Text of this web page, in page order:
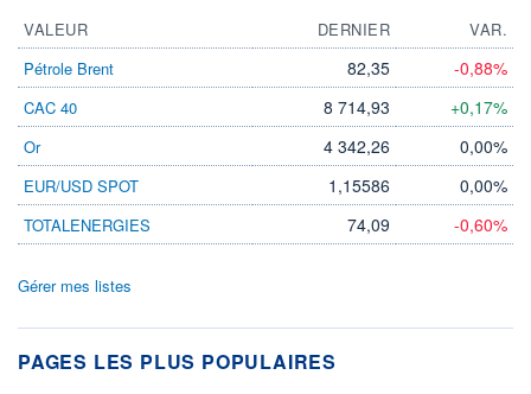
VALEUR DERNIER
VAR.
Pétrole Brent
82,35 -0,88%
CAC 40 8 714,93 +0,17%
Or 4 342,26 0,00%
EUR/USD SPOT 1,15586 0,00%
TOTALENERGIES 74,09 -0,60%
Gérer mes listes
PAGES LES PLUS POPULAIRES